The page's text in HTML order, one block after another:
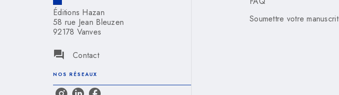
Éditions Hazan
58 rue Jean Bleuzen
92178 Vanves
question_answer Contact
NOS RÉSEAUX
Soumettre votre manuscrit